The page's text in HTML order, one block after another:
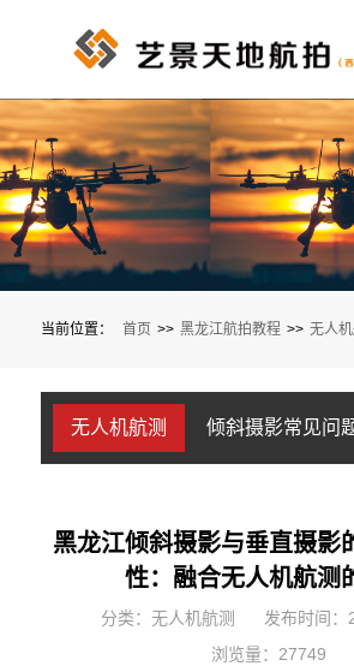
当前位置： 首页 >> 黑龙江航拍教程 >> 无人
无人机航测 倾斜摄影常见问
黑龙江倾斜摄影与垂直摄影
性：融合无人机航测
分类：无人机航测
发布时间
浏览量：27749